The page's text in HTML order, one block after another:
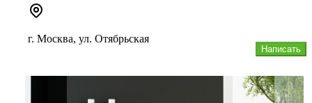
Написать
г. Москва, ул. Отябрьская